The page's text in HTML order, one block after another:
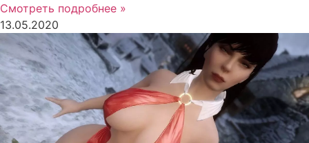
Смотреть подробнее »
13.05.2020